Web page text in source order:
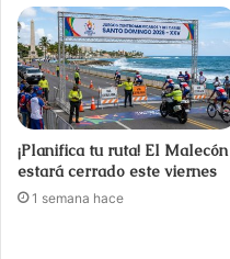
¡Planifica tu ruta! El Malecón
estará cerrado este viernes
1 semana hace